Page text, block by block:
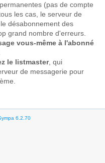
(pas de compte
les cas, le serveur de
désabonnement des
grand nombre d'erreurs.
vous-même à l'abonné
le listmaster, qui
de messagerie pour
6.2.70